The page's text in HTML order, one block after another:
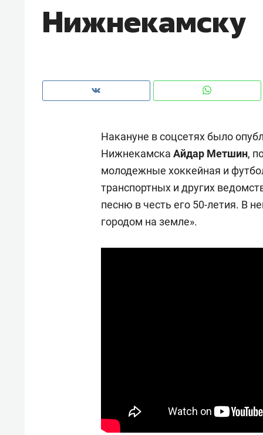
Нижнекамску
Накануне в соцсетях было
Нижнекамска Айдар Метшин,
молодежные хоккейная и
транспортных и других
песню в честь его 50-летия. В
городом на земле».
чем интересен Оман?
Оставить шум за волной: как
строят тишину в казанском